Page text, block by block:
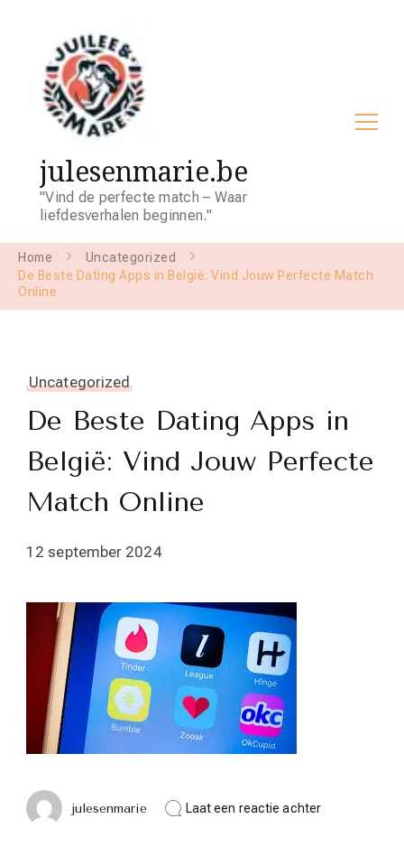
julesenmarie.be
"Vind de perfecte match – Waar
liefdesverhalen beginnen."
Home
Uncategorized
De Beste Dating Apps in België: Vind Jouw Perfecte Match
Online
Uncategorized
De Beste Dating Apps in
België: Vind Jouw Perfecte
Match Online
12 september 2024
julesenmarie Laat een reactie achterop